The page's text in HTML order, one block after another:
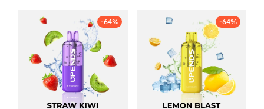
-64% -64%